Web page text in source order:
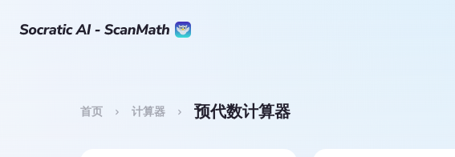
首页 计算器 预代数计算器